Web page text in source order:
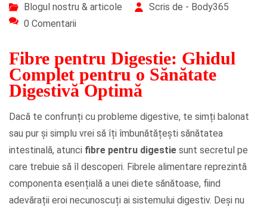
Blogul nostru & articole
Scris de - Body365
0 Comentarii
Fibre pentru Digestie: Ghidul
Complet pentru o Sănătate
Digestivă Optimă
Dacă te confrunți cu probleme digestive, te simți balonat
sau pur și simplu vrei să îți îmbunătățești sănătatea
intestinală, atunci fibre pentru digestie sunt secretul pe
care trebuie să îl descoperi. Fibrele alimentare reprezintă
componenta esențială a unei diete sănătoase, fiind
adevărații eroi necunoscuți ai sistemului digestiv. Deși nu